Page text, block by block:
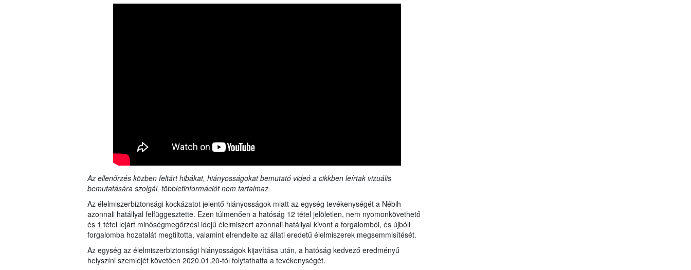
Az ellenőrzés közben feltárt hibákat, hiányosságokat bemutató videó a cikkben leírtak vizuális
bemutatására szolgál, többletinformációt nem tartalmaz.
Az élelmiszerbiztonsági kockázatot jelentő hiányosságok miatt az egység tevékenységét a Nébih
azonnali hatállyal felfüggesztette. Ezen túlmenően a hatóság 12 tétel jelöletlen, nem nyomonkövethető
és 1 tétel lejárt minőségmegőrzési idejű élelmiszert azonnali hatállyal kivont a forgalomból, és újbóli
forgalomba hozatalát megtiltotta, valamint elrendelte az állati eredetű élelmiszerek megsemmisítését.
Az egység az élelmiszerbiztonsági hiányosságok kijavítása után, a hatóság kedvező eredményű
helyszíni szemléjét követően 2020.01.20-tól folytathatta a tevékenységét.